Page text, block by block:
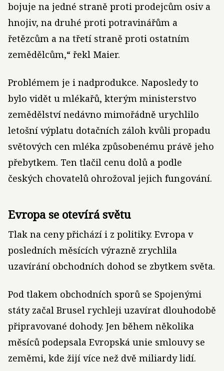
bojuje na jedné straně proti prodejcům osiv a
hnojiv, na druhé proti potravinářům a
řetězcům a na třetí straně proti ostatním
zemědělcům,“ řekl Maier.
Problémem je i nadprodukce. Naposledy to
bylo vidět u mlékařů, kterým ministerstvo
zemědělství nedávno mimořádně urychlilo
letošní výplatu dotačních záloh kvůli propadu
světových cen mléka způsobenému právě jeho
přebytkem. Ten tlačil cenu dolů a podle
českých chovatelů ohrožoval jejich fungování.
Evropa se otevírá světu
Tlak na ceny přichází i z politiky. Evropa v
posledních měsících výrazně zrychlila
uzavírání obchodních dohod se zbytkem světa.
Pod tlakem obchodních sporů se Spojenými
státy začal Brusel rychleji uzavírat dlouhodobě
připravované dohody. Jen během několika
měsíců podepsala Evropská unie smlouvy se
zeměmi, kde žijí více než dvě miliardy lidí.